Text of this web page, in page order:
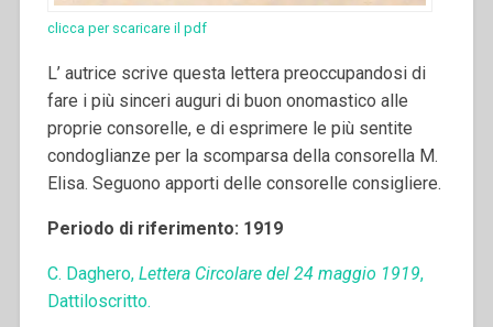
clicca per scaricare il pdf
L’ autrice scrive questa lettera preoccupandosi di
fare i più sinceri auguri di buon onomastico alle
proprie consorelle, e di esprimere le più sentite
condoglianze per la scomparsa della consorella M.
Elisa. Seguono apporti delle consorelle consigliere.
Periodo di riferimento: 1919
C. Daghero, Lettera Circolare del 24 maggio 1919,
Dattiloscritto.